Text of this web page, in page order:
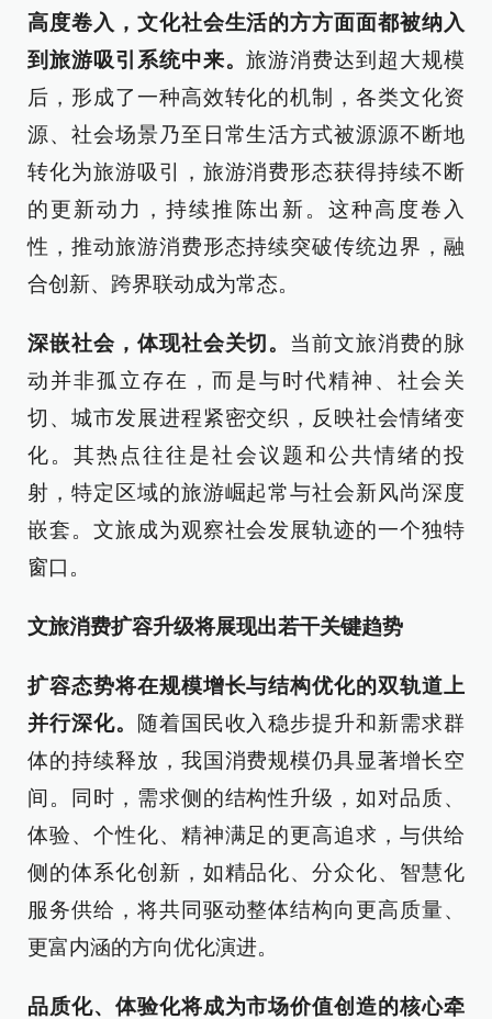
高度卷入，文化社会生活的方方面面都被纳入
到旅游吸引系统中来。旅游消费达到超大规模
后，形成了一种高效转化的机制，各类文化资
源、社会场景乃至日常生活方式被源源不断地
转化为旅游吸引，旅游消费形态获得持续不断
的更新动力，持续推陈出新。这种高度卷入
性，推动旅游消费形态持续突破传统边界，融
合创新、跨界联动成为常态。
深嵌社会，体现社会关切。 当前文旅消费的脉
动并非孤立存在，而是与时代精神、社会关
切、城市发展进程紧密交织，反映社会情绪变
化。其热点往往是社会议题和公共情绪的投
射，特定区域的旅游崛起常与社会新风尚深度
嵌套。文旅成为观察社会发展轨迹的一个独特
窗口。
文旅消费扩容升级将展现出若干关键趋势​​
扩容态势将在规模增长与结构优化的双轨道上
并行深化。
随着国民收入稳步提升和新需求群
体的持续释放，我国消费规模仍具显著增长空
间。同时，需求侧的结构性升级，如对品质、
体验、个性化、精神满足的更高追求，与供给
侧的体系化创新，如精品化、分众化、智慧化
服务供给，将共同驱动整体结构向更高质量、
更富内涵的方向优化演进。​​
品质化、体验化将成为市场价值创造的核心牵